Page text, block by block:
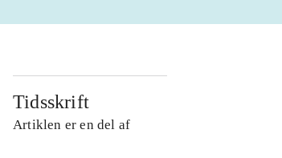
Tidsskrift
Artiklen er en del af